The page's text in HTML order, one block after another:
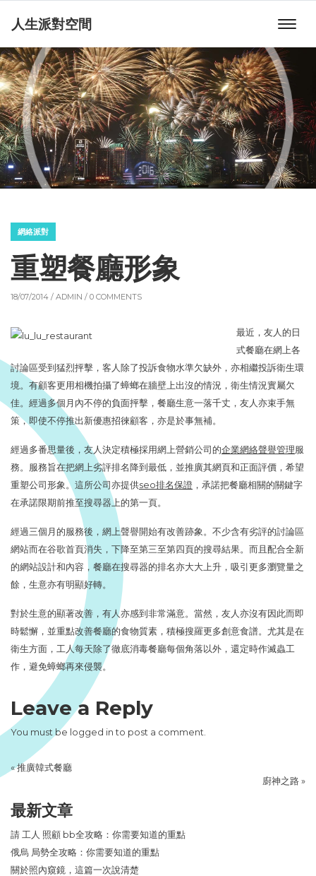
人生派對空間
網絡派對
重塑餐廳形象
18/07/2014 / ADMIN / 0 COMMENTS
最近，友人的日
式餐廳在網上各
討論區受到猛烈抨擊，客人除了投訴食物水準欠缺外，亦相繼投訴衛生環
境。有顧客更用相機拍攝了蟑螂在牆壁上出沒的情況，衛生情況實屬欠
佳。經過多個月內不停的負面抨擊，餐廳生意一落千丈，友人亦束手無
策，即使不停推出新優惠招徠顧客，亦是於事無補。
經過多番思量後，友人決定積極採用網上營銷公司的企業網絡聲譽管理服
務。服務旨在把網上劣評排名降到最低，並推廣其網頁和正面評價，希望
重塑公司形象。這所公司亦提供seo排名保證 ，承諾把餐廳相關的關鍵字
在承諾限期前推至搜尋器上的第一頁。
經過三個月的服務後，網上聲譽開始有改善跡象。不少含有劣評的討論區
網站而在谷歌首頁消失，下降至第三至第四頁的搜尋結果。而且配合全新
的網站設計和內容，餐廳在搜尋器的排名亦大大上升，吸引更多瀏覽量之
餘，生意亦有明顯好轉。
對於生意的顯著改善，有人亦感到非常滿意。當然，友人亦沒有因此而即
時鬆懈，並重點改善餐廳的食物質素，積極搜羅更多創意食譜。尤其是在
衛生方面，工人每天除了徹底消毒餐廳每個角落以外，還定時作滅蟲工
作，避免蟑螂再來侵襲。
Leave a Reply
You must be logged in to post a comment.
«推廣韓式餐廳
廚神之路 »
最新文章
請 工人 照顧 bb全攻略：你需要知道的重點
俄烏 局勢全攻略：你需要知道的重點
關於照內窺鏡，這篇一次說清楚